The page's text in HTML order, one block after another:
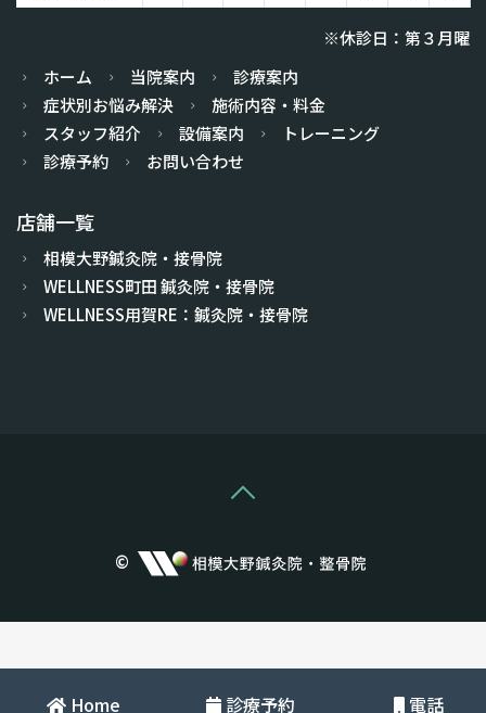
※休診日：第３月曜
ホーム
当院案内
診療案内
症状別お悩み解決
施術内容・料金
スタッフ紹介
設備案内
トレーニング
診療予約
お問い合わせ
店舗一覧
相模大野鍼灸院・接骨院
WELLNESS町田 鍼灸院・接骨院
WELLNESS用賀RE：鍼灸院・接骨院
©
Home 診療予約 電話